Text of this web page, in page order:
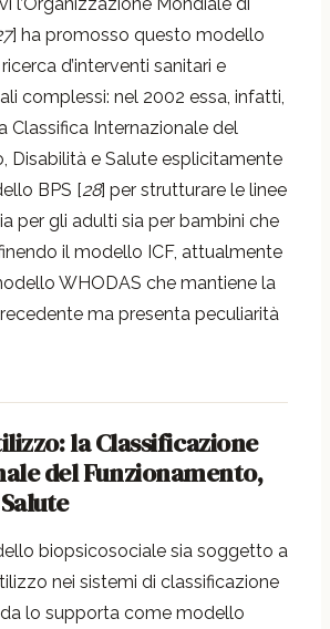
] ha promosso questo modello
d’interventi sanitari e
complessi: nel 2002 essa, infatti,
Classifica Internazionale del
Disabilità e Salute esplicitamente
BPS [28] per strutturare le linee
per gli adulti sia per bambini che
il modello ICF, attualmente
WHODAS che mantiene la
ma presenta peculiarità
la Classificazione
del Funzionamento,
biopsicosociale sia soggetto a
nei sistemi di classificazione
lo supporta come modello